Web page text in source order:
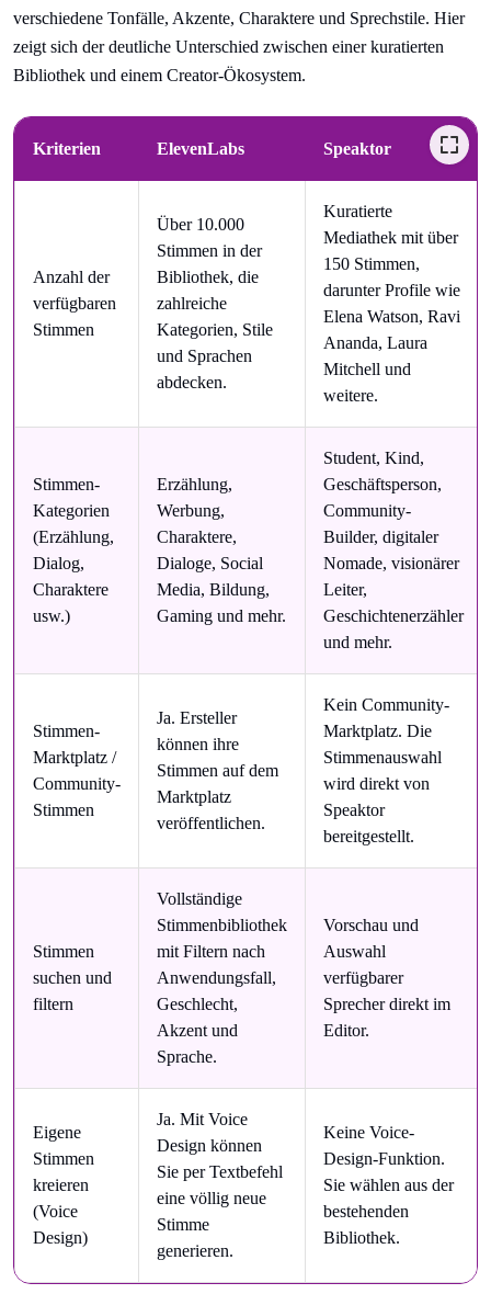
verschiedene Tonfälle, Akzente, Charaktere und Sprechstile. Hier
zeigt sich der deutliche Unterschied zwischen einer kuratierten
Bibliothek und einem Creator-Ökosystem.
Kriterien ElevenLabs Speaktor
Anzahl der
verfügbaren
Stimmen
Über 10.000
Stimmen in der
Bibliothek, die
zahlreiche
Kategorien, Stile
und Sprachen
abdecken.
Kuratierte
Mediathek mit über
150 Stimmen,
darunter Profile wie
Elena Watson, Ravi
Ananda, Laura
Mitchell und
weitere.
Stimmen-
Kategorien
(Erzählung,
Dialog,
Charaktere
usw.)
Erzählung,
Werbung,
Charaktere,
Dialoge, Social
Media, Bildung,
Gaming und mehr.
Student, Kind,
Geschäftsperson,
Community-
Builder, digitaler
Nomade, visionärer
Leiter,
Geschichtenerzähler
und mehr.
Stimmen-
Marktplatz /
Community-
Stimmen
Ja. Ersteller
können ihre
Stimmen auf dem
Marktplatz
veröffentlichen.
Kein Community-
Marktplatz. Die
Stimmenauswahl
wird direkt von
Speaktor
bereitgestellt.
Stimmen
suchen und
filtern
Vollständige
Stimmenbibliothek
mit Filtern nach
Anwendungsfall,
Geschlecht,
Akzent und
Sprache.
Vorschau und
Auswahl
verfügbarer
Sprecher direkt im
Editor.
Eigene
Stimmen
kreieren
(Voice
Design)
Ja. Mit Voice
Design können
Sie per Textbefehl
eine völlig neue
Stimme
generieren.
Keine Voice-
Design-Funktion.
Sie wählen aus der
bestehenden
Bibliothek.